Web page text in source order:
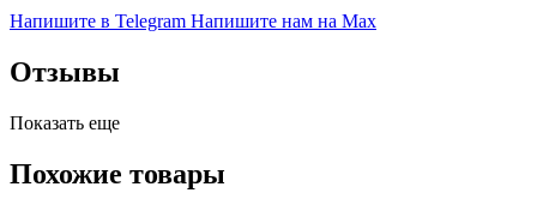
Напишите в Telegram Напишите нам на Max
Отзывы
Показать еще
Похожие товары